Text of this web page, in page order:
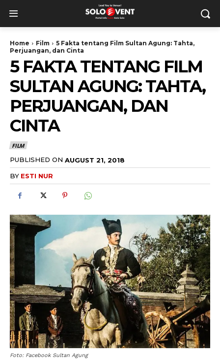
Home Film
5 Fakta tentang Film Sultan Agung: Tahta,
Perjuangan, dan Cinta
5 FAKTA TENTANG FILM
SULTAN AGUNG: TAHTA,
PERJUANGAN, DAN
CINTA
FILM
PUBLISHED ON AUGUST 21, 2018
BY ESTI NUR
Foto: Facebook Sultan Agung